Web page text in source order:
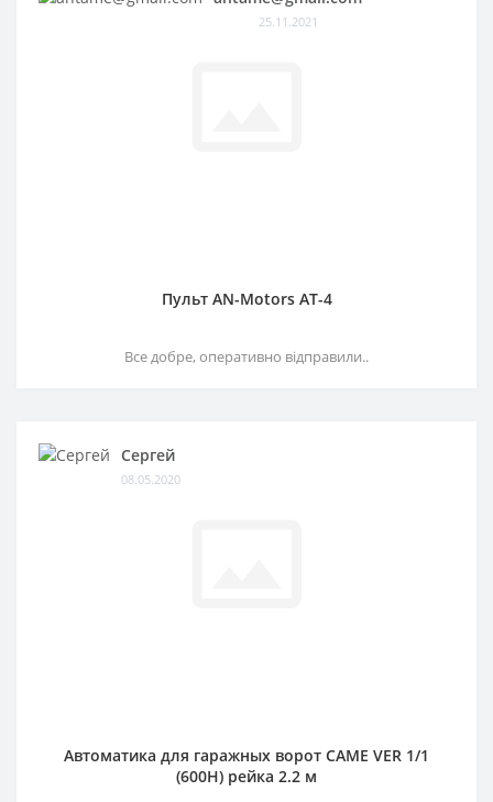
25.11.2021
Пульт AN-Motors AT-4
Все добре, оперативно відправили..
Сергей
08.05.2020
Автоматика для гаражных ворот CAME VER 1/1
(600H) рейка 2.2 м